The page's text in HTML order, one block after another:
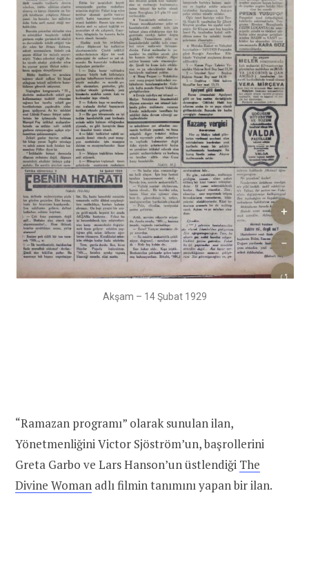
Akşam – 14 Şubat 1929
“Ramazan programı” olarak sunulan ilan,
Yönetmenliğini Victor Sjöström’un, başrollerini
Greta Garbo ve Lars Hanson’un üstlendiği The
Divine Woman adlı filmin tanımını yapan bir ilan.